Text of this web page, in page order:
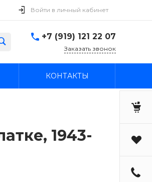
Войти в личный кабинет
+7 (919) 121 22 07
Заказать звонок
КОНТАКТЫ
1943-